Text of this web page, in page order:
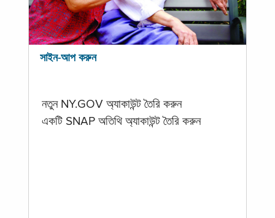
সাইন-আপ করুন
নতুন NY.GOV অ্যাকাউন্ট তৈরি করুন
একটি SNAP অতিথি অ্যাকাউন্ট তৈরি করুন